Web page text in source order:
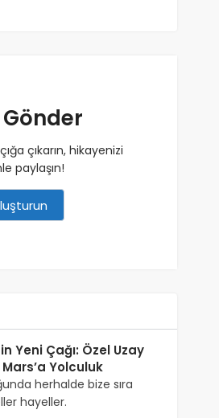
Gönder
çıkarın, hikayenizi
paylaşın!
Yeni Çağı: Özel Uzay
Yolculuk
herhalde bize sıra
hayeller.